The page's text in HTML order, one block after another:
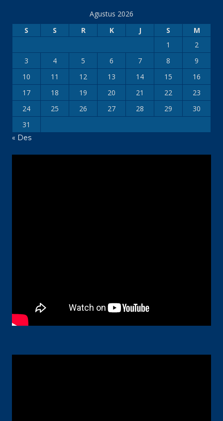
Agustus 2026
S
S R K J S
M
1
2
3
4 5 6 7 8
9
10
11 12 13 14 15
16
17
18 19 20 21 22
23
24
25 26 27 28 29
30
31
« Des